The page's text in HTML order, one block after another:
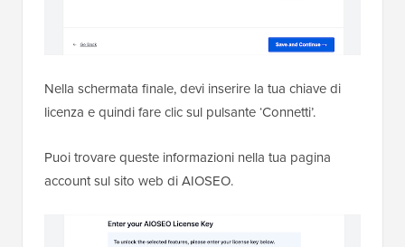
Nella schermata finale, devi inserire la tua chiave di
licenza e quindi fare clic sul pulsante ‘Connetti’.
Puoi trovare queste informazioni nella tua pagina
account sul sito web di AIOSEO.